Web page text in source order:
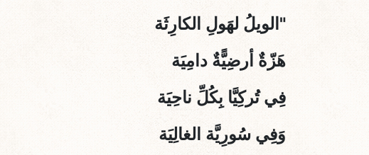
"الويلُ لهَولِ الكارِثَة
هَزّةٌ أرضِيًّةٌ دامِيَة
فِي تُركِيَّا بِكُلِّ ناحِيَة
وَفِي سُورِيَّة الغالِيَة